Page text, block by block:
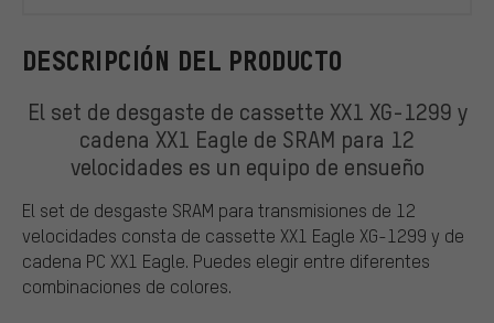
DESCRIPCIÓN DEL PRODUCTO
El set de desgaste de cassette XX1 XG-1299 y
cadena XX1 Eagle de SRAM para 12
velocidades es un equipo de ensueño
El set de desgaste SRAM para transmisiones de 12
velocidades consta de cassette XX1 Eagle XG-1299 y de
cadena PC XX1 Eagle. Puedes elegir entre diferentes
combinaciones de colores.